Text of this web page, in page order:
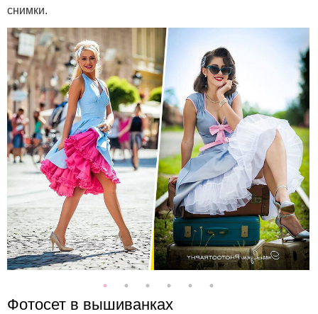
снимки.
Фотосет в вышиванках